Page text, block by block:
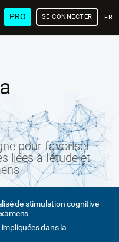
PRO SE CONNECTER
pour favoriser
liées à l'étude et
de stimulation cognitive
dans la